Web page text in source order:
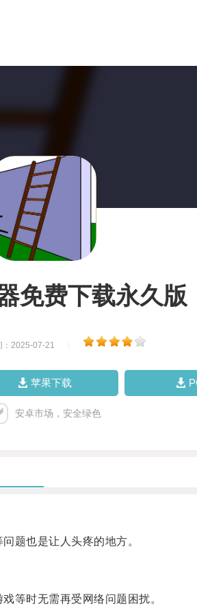
免费下载永久版
：2025-07-21
苹果下载
安卓市场，安全绿色
题也是让人头疼的地方。
等时无需再受网络问题困扰。